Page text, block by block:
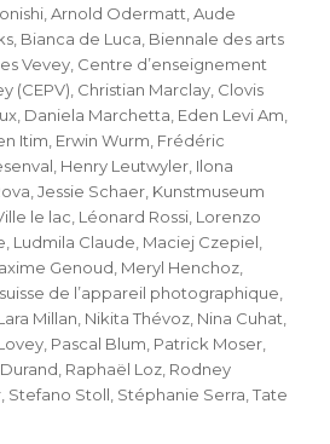
,Arnold Odermatt,Aude
, Bianca de Luca, Biennale des arts
Vevey, Centre d’enseignement
(CEPV), Christian Marclay, Clovis
, Daniela Marchetta, Eden Levi Am,
Itim, Erwin Wurm, Frédéric
, Henry Leutwyler, Ilona
,Jessie Schaer, Kunstmuseum
le lac, Léonard Rossi, Lorenzo
, Ludmila Claude, Maciej Czepiel,
Genoud, Meryl Henchoz,
de l’appareil photographique,
Millan, Nikita Thévoz, Nina Cuhat,
, Pascal Blum, Patrick Moser,
, Raphaël Loz, Rodney
, Stefano Stoll, Stéphanie Serra,Tate